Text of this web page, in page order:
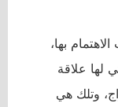
بها،
لها علاقة
وتلك هي